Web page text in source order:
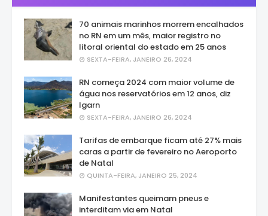
70 animais marinhos morrem encalhados
no RN em um mês, maior registro no
litoral oriental do estado em 25 anos
SEXTA-FEIRA, JANEIRO 26, 2024
RN começa 2024 com maior volume de
água nos reservatórios em 12 anos, diz
Igarn
SEXTA-FEIRA, JANEIRO 26, 2024
Tarifas de embarque ficam até 27% mais
caras a partir de fevereiro no Aeroporto
de Natal
QUINTA-FEIRA, JANEIRO 25, 2024
Manifestantes queimam pneus e
interditam via em Natal